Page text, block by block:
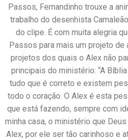
Passos, Fernandinho trouxe a
trabalho do desenhista
do clipe. É com muita alegria
Passos para mais um projeto
projetos dos quais o Alex não
principais do ministério: “A
tudo que é correto e existem
todo o coração. O Alex é esta
que está fazendo, sempre com
minha casa, o ministério que
Alex, por ele ser tão carinhoso e